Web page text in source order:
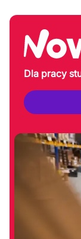
Dla pracy